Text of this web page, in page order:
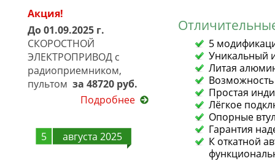
Акция!
До 01.09.2025 г.
СКОРОСТНОЙ
ЭЛЕКТРОПРИВОД с
радиоприемником,
пультом за 48720 руб.
Подробнее
5 августа 2025
5
Уникальный
Литая
Возможность
Простая
Лёгкое
Опорные
Гарантия
К откатной